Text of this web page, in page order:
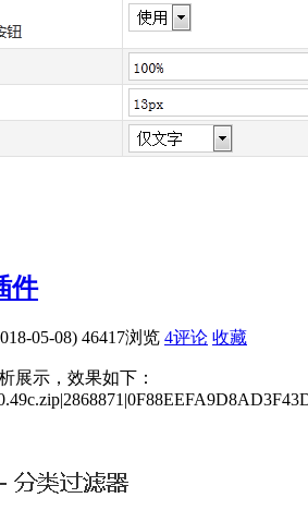
件
05-08) 46417浏览 4评论 收藏
展示，效果如下：